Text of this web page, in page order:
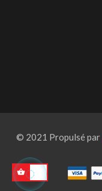
© 2021 Propulsé par